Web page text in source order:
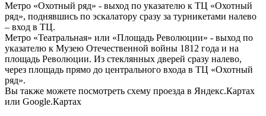
Метро «Охотный ряд» - выход по указателю к ТЦ «Охотный
ряд», поднявшись по эскалатору сразу за турникетами налево
– вход в ТЦ.
Метро «Театральная» или «Площадь Революции» - выход по
указателю к Музею Отечественной войны 1812 года и на
площадь Революции. Из стеклянных дверей сразу налево,
через площадь прямо до центрального входа в ТЦ «Охотный
ряд».
Вы также можете посмотреть схему проезда в Яндекс.Картах
или Google.Картах